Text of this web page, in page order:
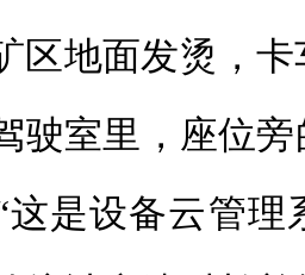
区地面发烫，
驶室里，座位
这是设备云管理